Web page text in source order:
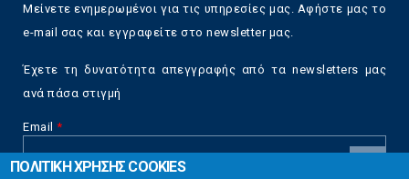
Μείνετε ενημερωμένοι για τις υπηρεσίες μας. Αφήστε μας το
e-mail σας και εγγραφείτε στο newsletter μας.
Έχετε τη δυνατότητα απεγγραφής από τα newsletters μας
ανά πάσα στιγμή
Email *
ΠΟΛΙΤΙΚΗ ΧΡΗΣΗΣ COOKIES